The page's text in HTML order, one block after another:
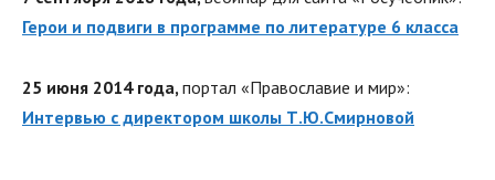
Герои и подвиги в программе по литературе 6 класса
25 июня 2014 года, портал «Православие и мир»:
Интервью с директором школы Т.Ю.Смирновой